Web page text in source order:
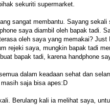
sekuriti supermarket.
sangat membantu. Sayang
saya diambil oleh bapak tadi.
oleh saya yang memakai?
rejeki saya, mungkin bapak tadi
bapak tadi, karena handphone
dalam keadaan sehat dan
saja bisa apes:D
Berulang kali ia melihat saya,